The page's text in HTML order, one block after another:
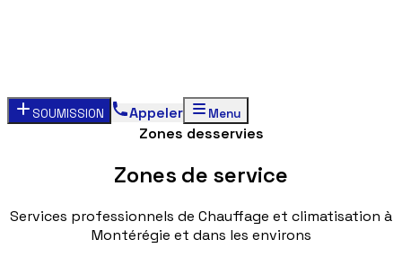
SOUMISSION Appeler Menu
Zones desservies
Zones de service
Services professionnels de Chauffage et climatisation à
Montérégie et dans les environs